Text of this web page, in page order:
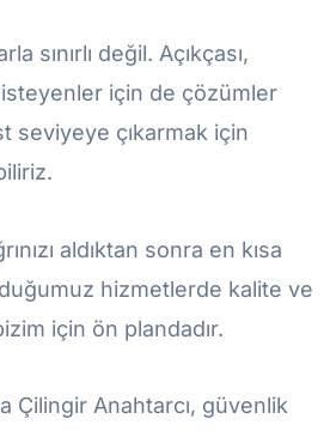
değil. Açıkçası,
için de çözümler
seviyeye çıkarmak için
aldıktan sonra en kısa
hizmetlerde kalite ve
için ön plandadır.
Çilingir Anahtarcı, güvenlik